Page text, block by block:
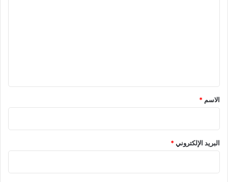
*
الاسم *
البريد الإلكتروني*